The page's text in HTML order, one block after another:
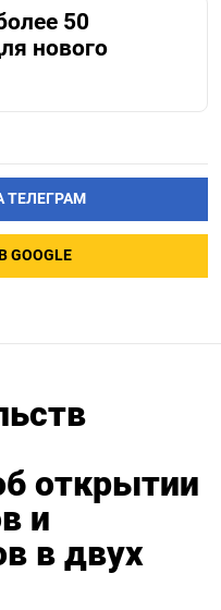
50
нового
ТЕЛЕГРАМ
открытии
и
в двух